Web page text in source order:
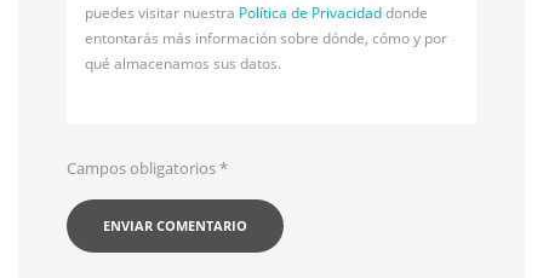
puedes visitar nuestra Política de Privacidaddonde
entontarás más información sobre dónde, cómo y por
qué almacenamos sus datos.
Campos obligatorios*